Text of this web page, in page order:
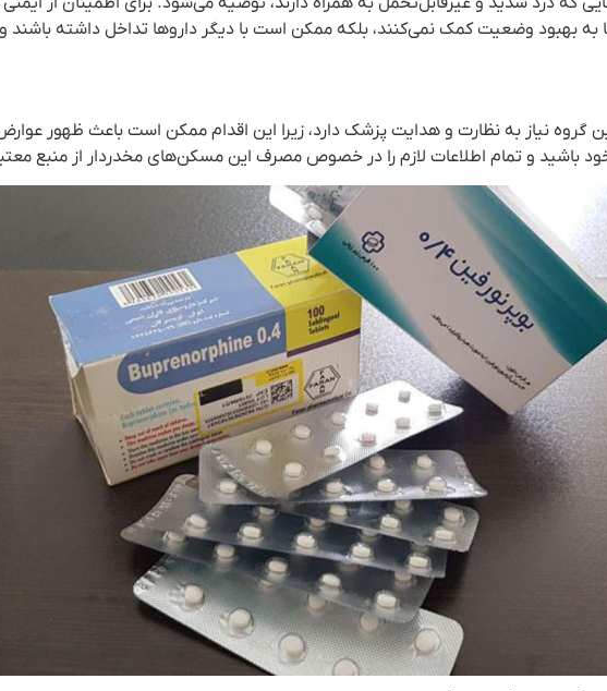
به بهبود وضعیت کمک نمی‌کنند، بلکه ممکن است با دیگر داروها تداخل داشته
نیاز به نظارت و هدایت پزشک دارد، زیرا این اقدام ممکن است باعث ظهور عوارض
باشید و تمام اطلاعات لازم را در خصوص مصرف این مسکن‌های مخدردار از منبع